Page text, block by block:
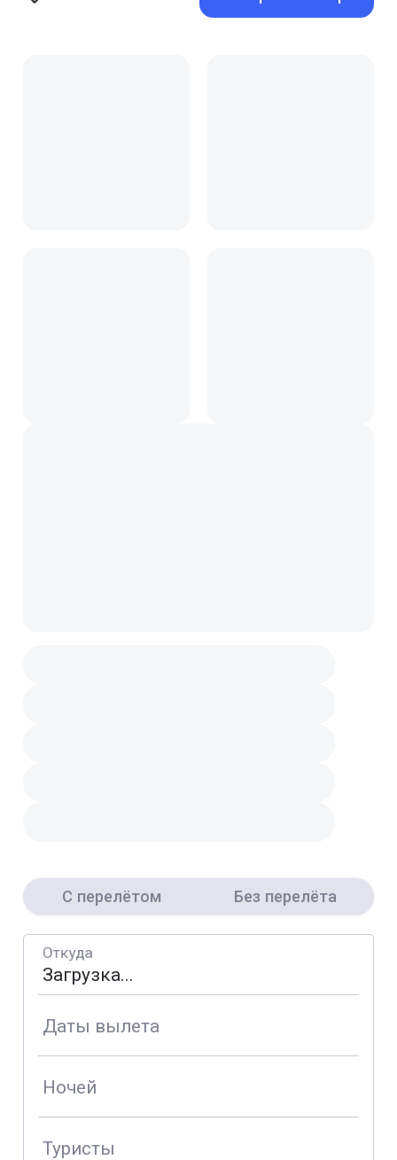
С перелётом Без перелёта
Откуда
Даты вылета
Ночей
Туристы